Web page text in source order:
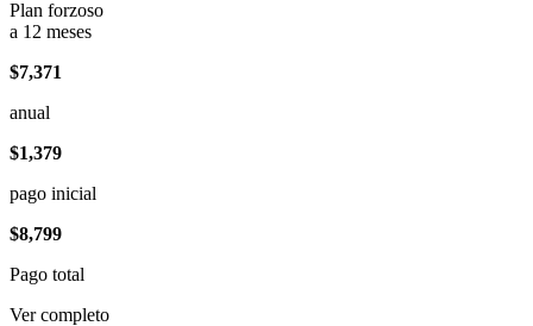
Plan forzoso
a 12 meses
$7,371
anual
$1,379
pago inicial
$8,799
Pago total
Ver completo